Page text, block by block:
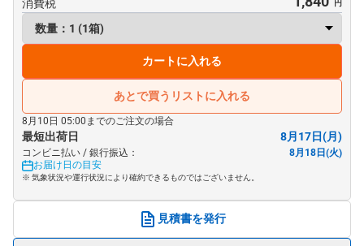
消費税
カートに入れる
あとで買うリストに入れる
8月10日 05:00までのご注文の場合
最短出荷日 8月17日(月)
コンビニ払い / 銀行振込：
8月18日(火)
お届け日の目安
※ 気象状況や運行状況により確約できるものではございません。
見積書を発行